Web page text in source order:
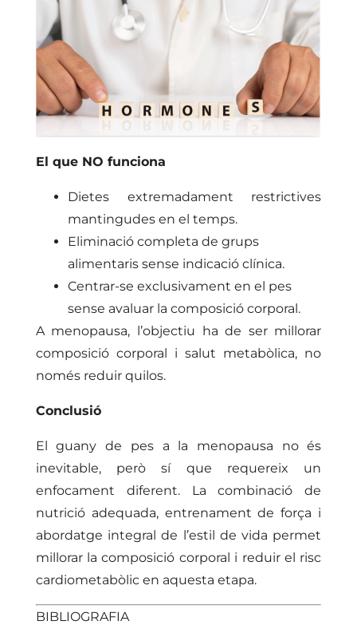
El que NO funciona
Dietes extremadament restrictives
mantingudes en el temps.
Eliminació completa de grups
alimentaris sense indicació clínica.
Centrar-se exclusivament en el pes
sense avaluar la composició corporal.
A menopausa, l’objectiu ha de ser millorar
composició corporal i salut metabòlica, no
només reduir quilos.
Conclusió
El guany de pes a la menopausa no és
inevitable, però sí que requereix un
enfocament diferent. La combinació de
nutrició adequada, entrenament de força i
abordatge integral de l’estil de vida permet
millorar la composició corporal i reduir el risc
cardiometabòlic en aquesta etapa.
BIBLIOGRAFIA